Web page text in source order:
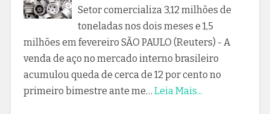
Setor comercializa 3,12 milhões de
toneladas nos dois meses e 1,5
milhões em fevereiro SÃO PAULO (Reuters) - A
venda de aço no mercado interno brasileiro
acumulou queda de cerca de 12 por cento no
primeiro bimestre ante me… Leia Mais...